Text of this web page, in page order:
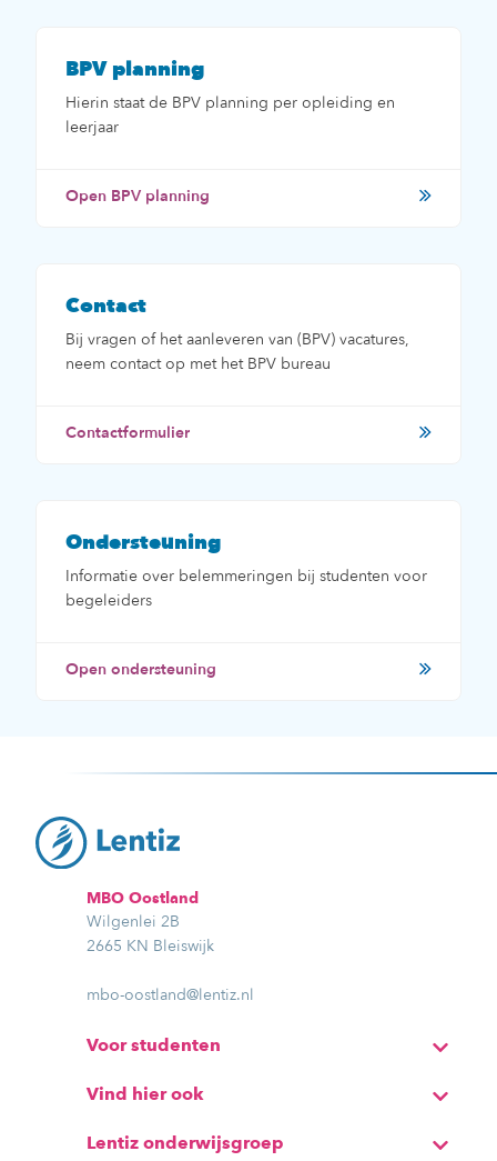
BPV planning
Hierin staat de BPV planning per opleiding en
leerjaar
Open BPV planning
Contact
Bij vragen of het aanleveren van (BPV) vacatures,
neem contact op met het BPV bureau
Contactformulier
Ondersteuning
Informatie over belemmeringen bij studenten voor
begeleiders
Open ondersteuning
MBO Oostland
Wilgenlei 2B
2665 KN Bleiswijk
mbo-oostland@lentiz.nl
Voor studenten
Vind hier ook
Lentiz onderwijsgroep